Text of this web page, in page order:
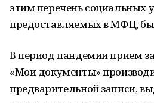
этим перечень социальных
предоставляемых в МФЦ,
В период пандемии прием
«Мои документы»
предварительной записи,